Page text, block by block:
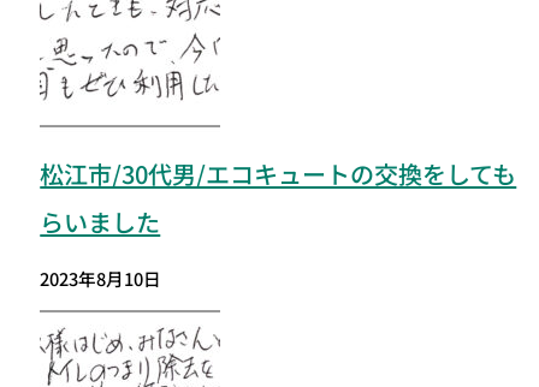
松江市/30代男/エコキュートの交換をしても
らいました
2023年8月10日